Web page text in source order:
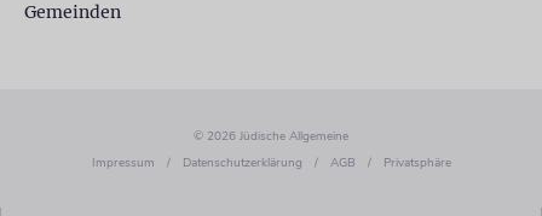
Gemeinden
© 2026 Jüdische Allgemeine
Impressum
/ Datenschutzerklärung / AGB / Privatsphäre